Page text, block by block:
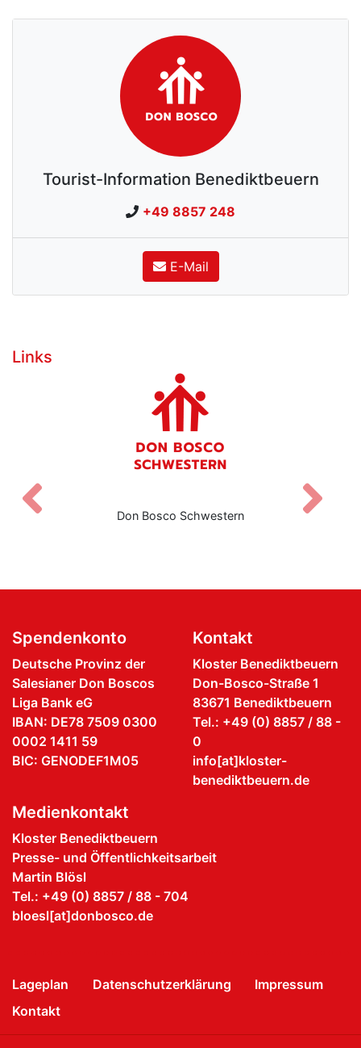
Tourist-Information Benediktbeuern
+49 8857 248
E-Mail
Links
Don Bosco Schwestern
Zurück
Spendenkonto
Deutsche Provinz der
Salesianer Don Boscos
Liga Bank eG
IBAN: DE78 7509 0300
0002 1411 59
BIC: GENODEF1M05
Kontakt
Kloster Benediktbeuern
Don-Bosco-Straße 1
83671 Benediktbeuern
Tel.: +49 (0) 8857 / 88 -
0
info[at]kloster-
benediktbeuern.de
Medienkontakt
Kloster Benediktbeuern
Presse- und Öffentlichkeitsarbeit
Martin Blösl
Tel.: +49 (0) 8857 / 88 - 704
bloesl[at]donbosco.de
Lageplan Datenschutzerklärung
Impressum
Kontakt